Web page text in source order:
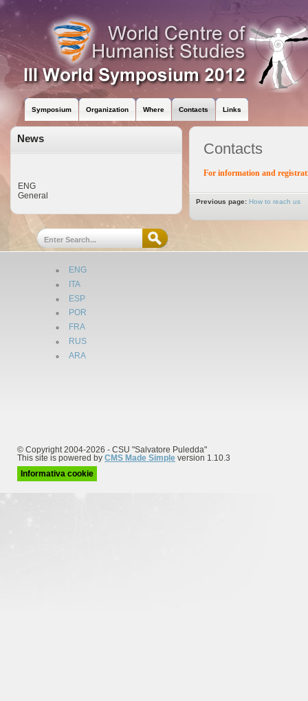
Symposium Organization Where Contacts Links
News
ENG
General
Contacts
For information and
Previous page: How to reach us
ENG
ITA
ESP
POR
FRA
RUS
ARA
© Copyright 2004-2026 - CSU "Salvatore Puledda"
This site is powered by CMS Made Simple version 1.10.3
Informativa cookie